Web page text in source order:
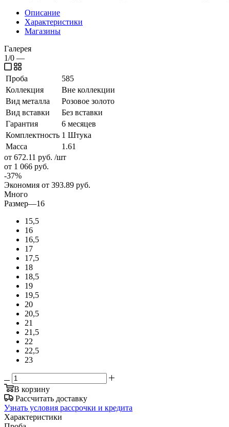
Описание
Характеристики
Магазины
Галерея
1/0 —
Проба
585
Коллекция
Вне коллекции
Вид металла
Розовое золото
Вид вставки
Без вставки
Гарантия
6 месяцев
Комплектность 1 Штука
Масса
1.61
от 672.11 руб. /шт
от 1 066 руб.
-37%
Экономия от 393.89 руб.
Много
Размер—16
15,5
16
16,5
17
17,5
18
18,5
19
19,5
20
20,5
21
21,5
22
22,5
23
В корзину
Рассчитать доставку
Узнать условия рассрочки и кредита
Характеристики